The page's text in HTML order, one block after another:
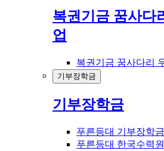
복권기금 꿈사다
업
복권기금 꿈사다리
기부장학금
기부장학금
푸른등대 기부장학금
푸른등대 한국수력